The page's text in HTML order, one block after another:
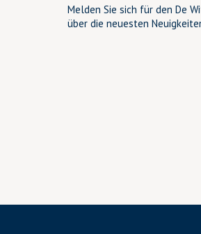
Melden Sie sich für den De
über die neuesten